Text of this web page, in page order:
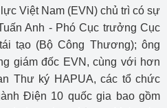
Việt Nam (EVN) chủ trì có sự
Anh - Phó Cục trưởng Cục
tạo (Bộ Công Thương); ông
giám đốc EVN, cùng với hơn
Thư ký HAPUA, các tổ chức
Điện 10 quốc gia bao gồm